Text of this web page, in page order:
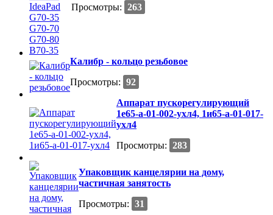
Просмотры: 263
Калибр - кольцо резьбовое
Просмотры: 92
Аппарат пускорегулирующий
1е65-а-01-002-ухл4, 1и65-а-01-017-
ухл4
Просмотры: 283
Упаковщик канцелярии на дому,
частичная занятость
Просмотры: 31